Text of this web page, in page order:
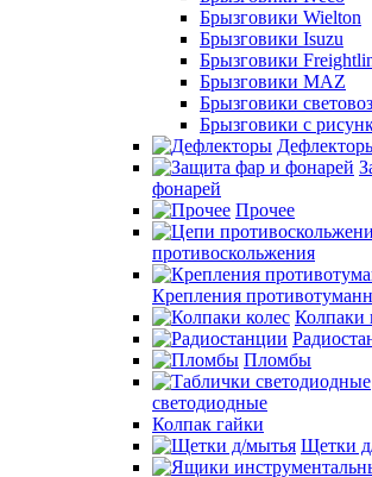
Брызговики Wielton
Брызговики Isuzu
Брызговики
Брызговики MAZ
Брызговики
Брызговики с
фонарей
Прочее
противоскольжения
Крепления
Колпаки
Пломбы
светодиодные
Колпак гайки
Щетки